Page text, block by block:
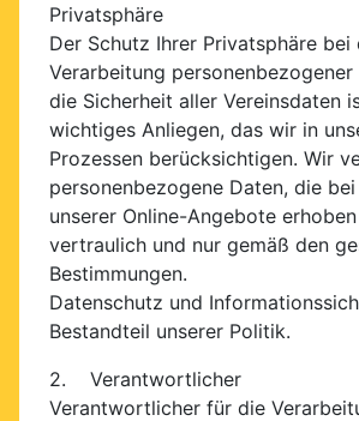
Privatsphäre
Der Schutz Ihrer Privatsphäre bei
Verarbeitung
die Sicherheit aller Vereinsdaten
wichtiges Anliegen, das wir in
Prozessen berücksichtigen. Wir
personenbezogene Daten, die
unserer Online-Angebote
vertraulich und nur gemäß den
Bestimmungen.
Datenschutz und
Bestandteil unserer Politik.
2. Verantwortlicher
Verantwortlicher für die